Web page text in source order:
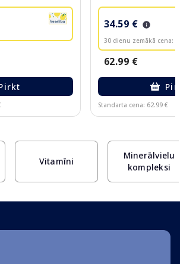
34.59 €
30 dienu zemākā cena:
62.99 €
Standarta cena: 62.99 €
Vitamīni
Minerālvielu
kompleksi